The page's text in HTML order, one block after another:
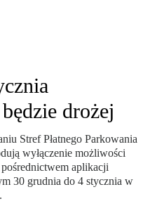
drożej
Stref Płatnego Parkowania
wyłączenie możliwości
aplikacji
30 grudnia do 4 stycznia w